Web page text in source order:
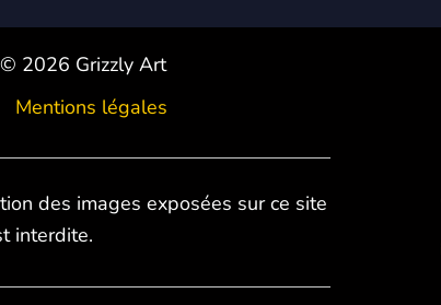
2026 Grizzly Art
Mentions légales
des images exposées sur ce site
interdite.